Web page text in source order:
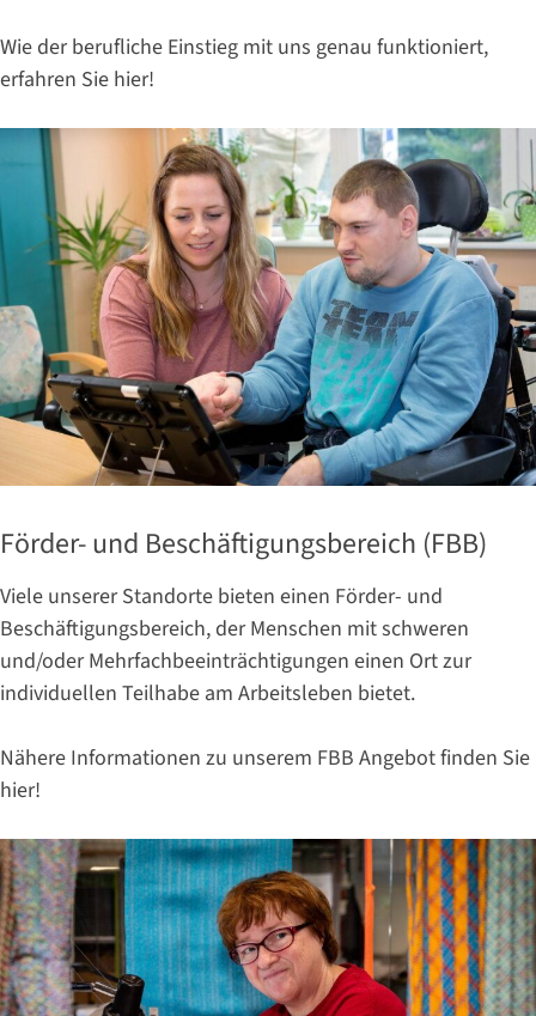
Wie der berufliche Einstieg mit uns genau funktioniert,
erfahren Sie hier!
Förder- und Beschäftigungsbereich (FBB)
Viele unserer Standorte bieten einen Förder- und
Beschäftigungsbereich, der Menschen mit schweren
und/oder Mehrfachbeeinträchtigungen einen Ort zur
individuellen Teilhabe am Arbeitsleben bietet.
Nähere Informationen zu unserem FBB Angebot finden Sie
hier!